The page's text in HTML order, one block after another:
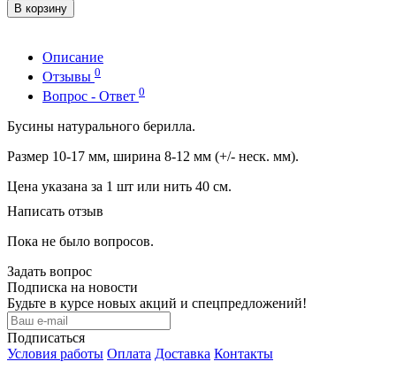
В корзину
Описание
Отзывы 0
Вопрос - Ответ 0
Бусины натурального берилла.
Размер 10-17 мм, ширина 8-12 мм (+/- неск. мм).
Цена указана за 1 шт или нить 40 см.
Написать отзыв
Пока не было вопросов.
Задать вопрос
Подписка на новости
Будьте в курсе новых акций и спецпредложений!
Подписаться
Условия работы Оплата Доставка Контакты